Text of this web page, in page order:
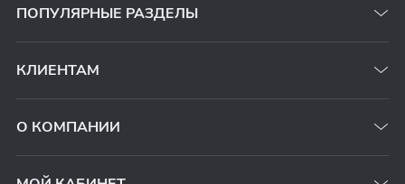
ПОПУЛЯРНЫЕ РАЗДЕЛЫ
КЛИЕНТАМ
О КОМПАНИИ